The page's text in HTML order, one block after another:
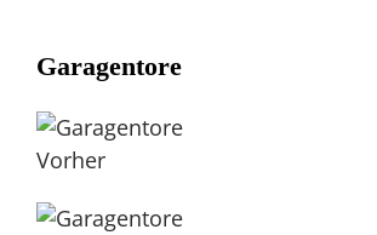
Garagentore
Vorher